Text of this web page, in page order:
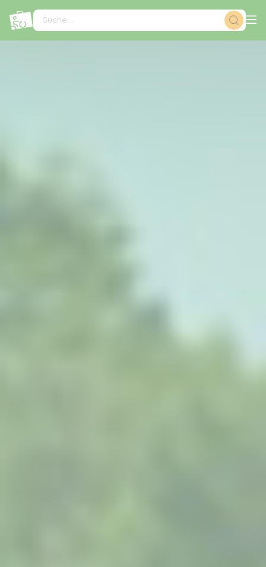
Suche...
Cookie-Einstellungen